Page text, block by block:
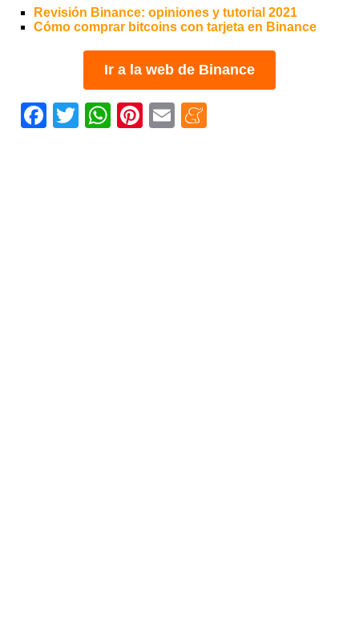
Revisión Binance: opiniones y tutorial 2021
Cómo comprar bitcoins con tarjeta en Binance
Ir a la web de Binance
Facebook
TwitterWhatsApp
Pinterest
Email